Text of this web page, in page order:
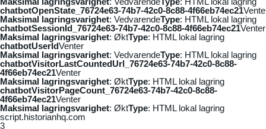
chatbotOpenState_76724e63-74b7-42c0-8c88-4f66eb74ec21
Maksimal lagringsvarighet: VedvarendeType: HTML lokal lagring
chatbotSessionId_76724e63-74b7-42c0-8c88-4f66eb74ec21Venter
Maksimal lagringsvarighet: ØktType: HTML lokal lagring
chatbotUserIdVenter
Maksimal lagringsvarighet: VedvarendeType: HTML lokal lagring
chatbotVisitorLastCountedUrl_76724e63-74b7-42c0-8c88-
4f66eb74ec21Venter
Maksimal lagringsvarighet: ØktType: HTML lokal lagring
chatbotVisitorPageCount_76724e63-74b7-42c0-8c88-
4f66eb74ec21Venter
Maksimal lagringsvarighet: ØktType: HTML lokal lagring
script.historianhq.com
3